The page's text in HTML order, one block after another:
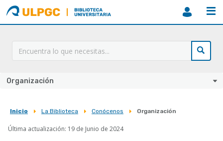
ULPGC
Biblioteca
ULPGC
Organización
Sobrescribir
enlaces
Inicio La Biblioteca Conócenos Organización
Última actualización: 19 de Junio de 2024